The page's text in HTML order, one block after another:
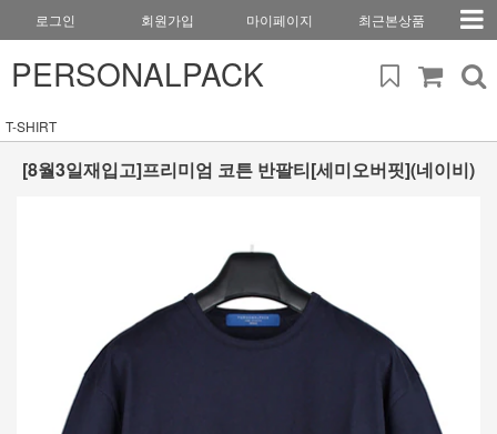
로그인 회원가입 마이페이지 최근본상품
PERSONALPACK
T-SHIRT
[8월3일재입고]프리미엄 코튼 반팔티[세미오버핏](네이비)